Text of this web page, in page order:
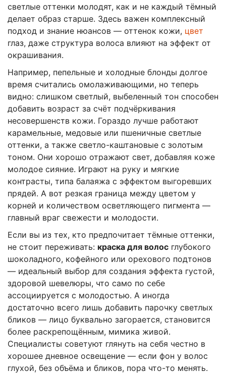
светлые оттенки молодят, как и не каждый тёмный
делает образ старше. Здесь важен комплексный
подход и знание нюансов — оттенок кожи, цвет
глаз, даже структура волоса влияют на эффект от
окрашивания.
Например, пепельные и холодные блонды долгое
время считались омолаживающими, но теперь
видно: слишком светлый, выбеленный тон способен
добавить возраст за счёт подчёркивания
несовершенств кожи. Гораздо лучше работают
карамельные, медовые или пшеничные светлые
оттенки, а также светло-каштановые с золотым
тоном. Они хорошо отражают свет, добавляя коже
молодое сияние. Играют на руку и мягкие
контрасты, типа балаяжа с эффектом выгоревших
прядей. А вот резкая граница между цветом у
корней и количеством осветляющего пигмента —
главный враг свежести и молодости.
Если вы из тех, кто предпочитает тёмные оттенки,
не стоит переживать: краска для волос глубокого
шоколадного, кофейного или орехового подтонов
— идеальный выбор для создания эффекта густой,
здоровой шевелюры, что само по себе
ассоциируется с молодостью. А иногда
достаточно всего лишь добавить парочку светлых
бликов — лицо буквально загорается, становится
более раскрепощённым, мимика живой.
Специалисты советуют глянуть на себя честно в
хорошее дневное освещение — если фон у волос
глухой, без объёма и бликов, пора что-то менять.